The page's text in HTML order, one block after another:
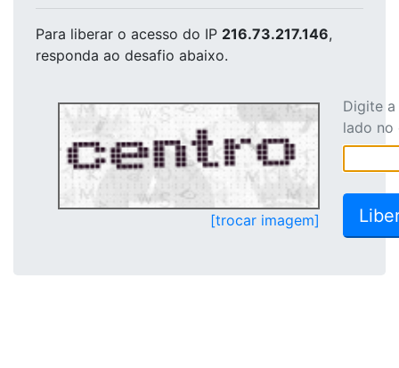
Para liberar o acesso do IP 216.73.217.146,
responda ao desafio abaixo.
[trocar imagem]
Digite
lado no